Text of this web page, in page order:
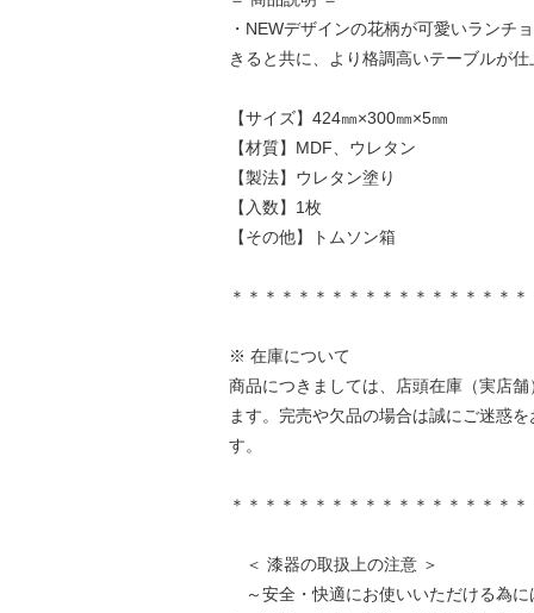
・NEWデザインの花柄が可愛いランチ
きると共に、より格調高いテーブルが仕
【サイズ】424㎜×300㎜×5㎜
【材質】MDF、ウレタン
【製法】ウレタン塗り
【入数】1枚
【その他】トムソン箱
＊＊＊＊＊＊＊＊＊＊＊＊＊＊＊＊＊＊
※ 在庫について
商品につきましては、店頭在庫（実店
ます。完売や欠品の場合は誠にご迷惑
す。
＊＊＊＊＊＊＊＊＊＊＊＊＊＊＊＊＊＊
＜ 漆器の取扱上の注意 ＞
～安全・快適にお使いいただける為に